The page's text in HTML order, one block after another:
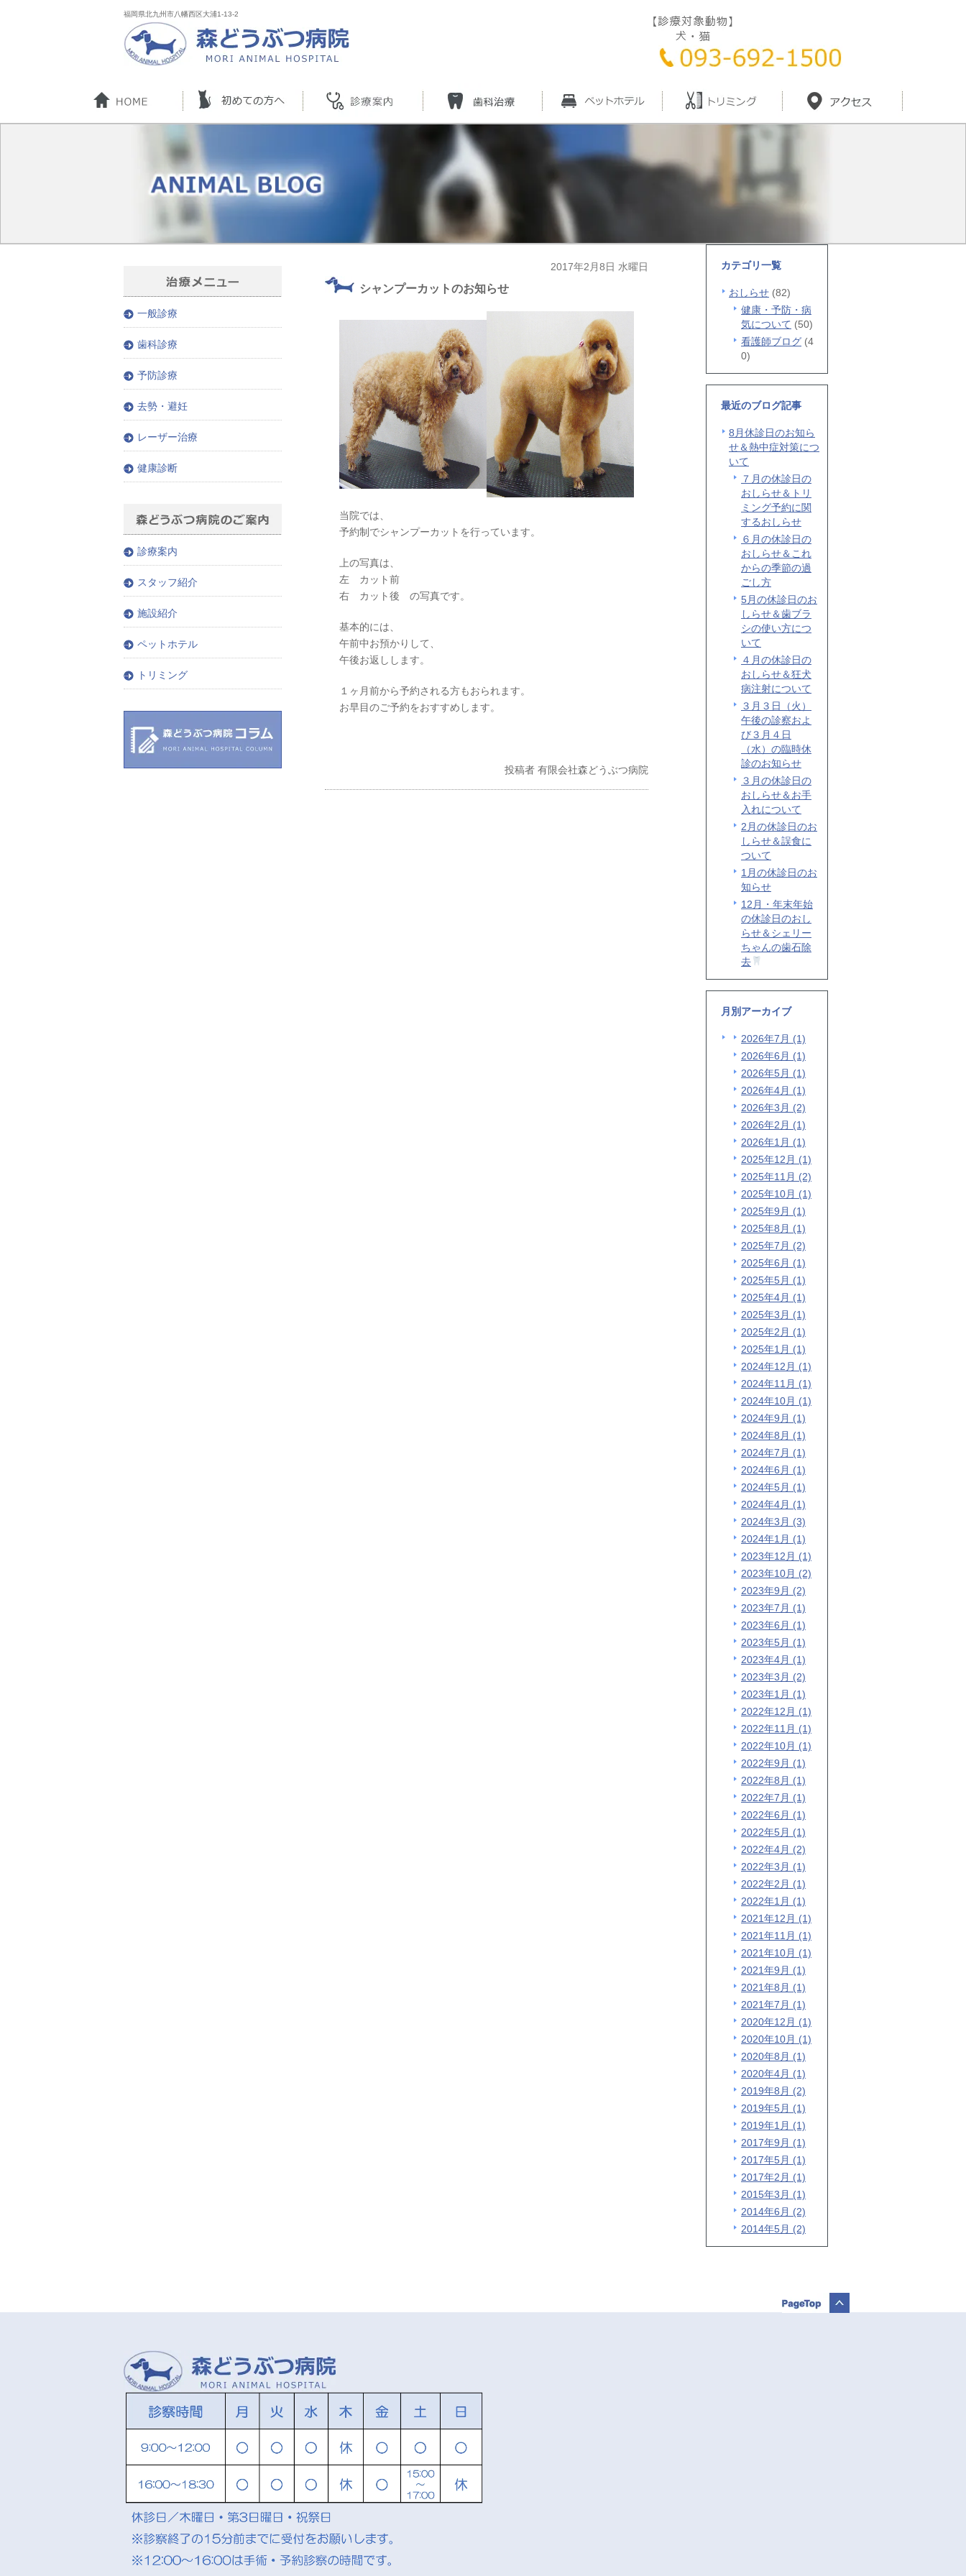
福岡県北九州市八幡西区大浦1-13-2
2017年2月8日 水曜日
シャンプーカットのお知らせ
当院では、
予約制でシャンプーカットを行っています。
上の写真は、
左 カット前
右 カット後 の写真です。
基本的には、
午前中お預かりして、
午後お返しします。
１ヶ月前から予約される方もおられます。
お早目のご予約をおすすめします。
投稿者 有限会社森どうぶつ病院
カテゴリ一覧
おしらせ (82)
健康・予防・病
気について (50)
看護師ブログ (4
0)
最近のブログ記事
8月休診日のお知ら
せ＆熱中症対策につ
いて
７月の休診日の
おしらせ＆トリ
ミング予約に関
するおしらせ
６月の休診日の
おしらせ＆これ
からの季節の過
ごし方
5月の休診日のお
しらせ＆歯ブラ
シの使い方につ
いて
４月の休診日の
おしらせ＆狂犬
病注射について
３月３日（火）
午後の診察およ
び３月４日
（水）の臨時休
診のお知らせ
３月の休診日の
おしらせ＆お手
入れについて
2月の休診日のお
しらせ＆誤食に
ついて
1月の休診日のお
知らせ
12月・年末年始
の休診日のおし
らせ＆シェリー
ちゃんの歯石除
去
月別アーカイブ
2026年7月 (1)
2026年6月 (1)
2026年5月 (1)
2026年4月 (1)
2026年3月 (2)
2026年2月 (1)
2026年1月 (1)
2025年12月 (1)
2025年11月 (2)
2025年10月 (1)
2025年9月 (1)
2025年8月 (1)
2025年7月 (2)
2025年6月 (1)
2025年5月 (1)
2025年4月 (1)
2025年3月 (1)
2025年2月 (1)
2025年1月 (1)
2024年12月 (1)
2024年11月 (1)
2024年10月 (1)
2024年9月 (1)
2024年8月 (1)
2024年7月 (1)
2024年6月 (1)
2024年5月 (1)
2024年4月 (1)
2024年3月 (3)
2024年1月 (1)
2023年12月 (1)
2023年10月 (2)
2023年9月 (2)
2023年7月 (1)
2023年6月 (1)
2023年5月 (1)
2023年4月 (1)
2023年3月 (2)
2023年1月 (1)
2022年12月 (1)
2022年11月 (1)
2022年10月 (1)
2022年9月 (1)
2022年8月 (1)
2022年7月 (1)
2022年6月 (1)
2022年5月 (1)
2022年4月 (2)
2022年3月 (1)
2022年2月 (1)
2022年1月 (1)
2021年12月 (1)
2021年11月 (1)
2021年10月 (1)
2021年9月 (1)
2021年8月 (1)
2021年7月 (1)
2020年12月 (1)
2020年10月 (1)
2020年8月 (1)
2020年4月 (1)
2019年8月 (2)
2019年5月 (1)
2019年1月 (1)
2017年9月 (1)
2017年5月 (1)
2017年2月 (1)
2015年3月 (1)
2014年6月 (2)
2014年5月 (2)
一般診療
歯科診療
予防診療
去勢・避妊
レーザー治療
健康診断
診療案内
スタッフ紹介
施設紹介
ペットホテル
トリミング